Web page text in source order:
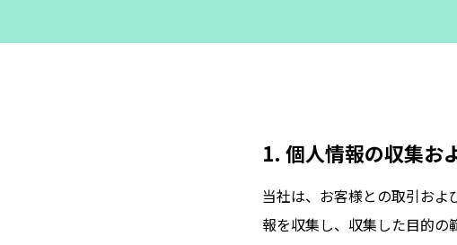
1. 個人情報の収集お
当社は、お客様との取引お
報を収集し、収集した目的の